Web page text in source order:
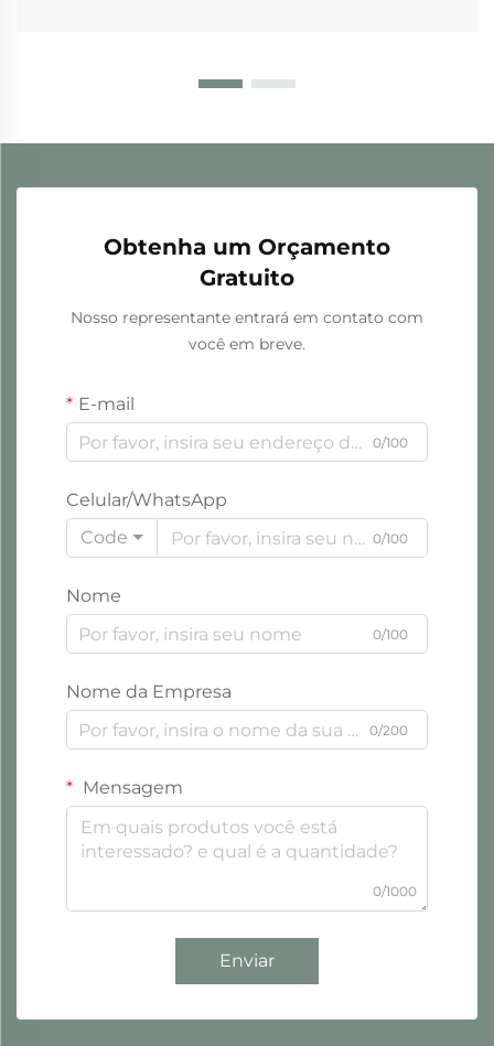
Obtenha um Orçamento
Gratuito
Nosso representante entrará em contato com
você em breve.
E-mail
0/100
Celular/WhatsApp
Code
0/100
Nome
0/100
Nome da Empresa
0/200
Mensagem
0/1000
Enviar